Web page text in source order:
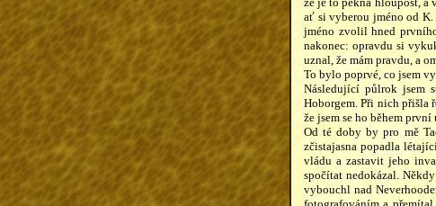
ať si vyberou jméno od K.
jméno zvolil hned
nakonec: opravdu si
uznal, že mám pravdu, a
To bylo poprvé, co jsem
Následující půlrok jsem
Hoborgem. Při nich přišla
že jsem se ho během
Od té doby by pro mě
zčistajasna popadla
vládu a zastavit jeho
spočítat nedokázal.
vybouchl nad